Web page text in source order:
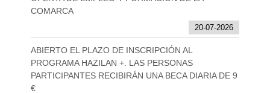
COMARCA
20-07-2026
ABIERTO EL PLAZO DE INSCRIPCIÓN AL
PROGRAMA HAZILAN +. LAS PERSONAS
PARTICIPANTES RECIBIRÁN UNA BECA DIARIA DE 9
€